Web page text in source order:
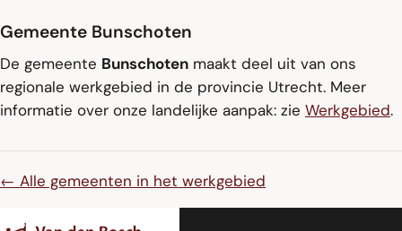
Gemeente Bunschoten
De gemeente Bunschoten maakt deel uit van ons
regionale werkgebied in de provincie Utrecht. Meer
informatie over onze landelijke aanpak: zie Werkgebied.
← Alle gemeenten in het werkgebied